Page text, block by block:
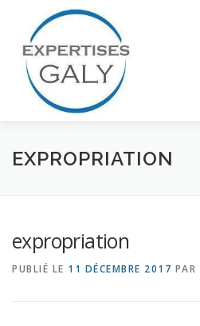
contenu
ACCUEIL NOTRE EXPERTISE
EXPROPRIATION
expropriation
PUBLIÉ LE 11 DÉCEMBRE 2017 PAR